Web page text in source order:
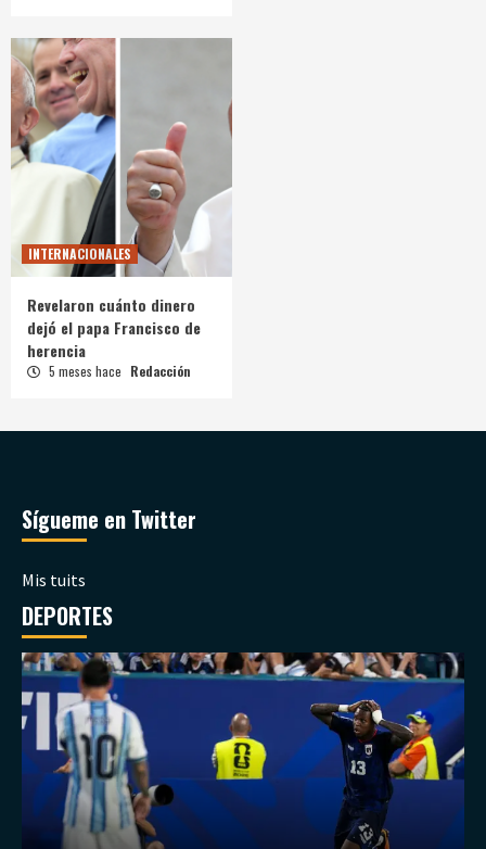
INTERNACIONALES
Revelaron cuánto dinero
dejó el papa Francisco de
herencia
5 meses hace Redacción
Sígueme en Twitter
Mis tuits
DEPORTES